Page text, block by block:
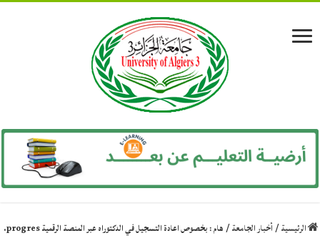
الرئيسية/أخبار الجامعة/هام : بخصوص اعادة التسجيل في الدكتوراه عبر المنصة الرقمية progres.